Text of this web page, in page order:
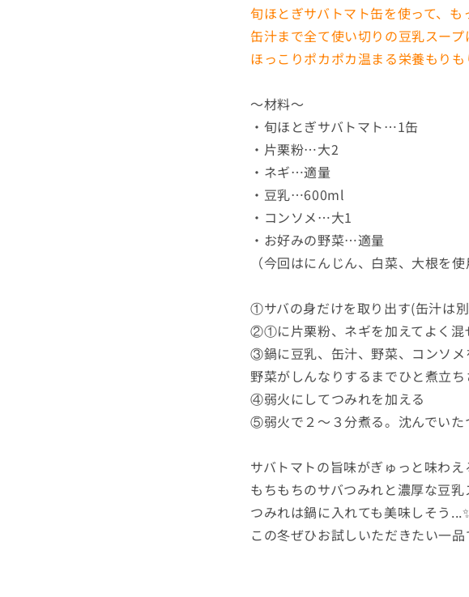
旬ほとぎサバトマト缶を使って、
缶汁まで全て使い切りの豆乳スープ
ほっこりポカポカ温まる栄養もり
～材料～
・旬ほとぎサバトマト…1缶
・片栗粉…大2
・ネギ…適量
・豆乳…600ml
・コンソメ…大1
・お好みの野菜…適量
（今回はにんじん、白菜、大根を使
①サバの身だけを取り出す(缶汁は
②①に片栗粉、ネギを加えてよく混
③鍋に豆乳、缶汁、野菜、コンソメ
野菜がしんなりするまでひと煮立ち
④弱火にしてつみれを加える
⑤弱火で２～３分煮る。沈んでいた
サバトマトの旨味がぎゅっと味わえ
もちもちのサバつみれと濃厚な豆
つみれは鍋に入れても美味しそう
この冬ぜひお試しいただきたい一品